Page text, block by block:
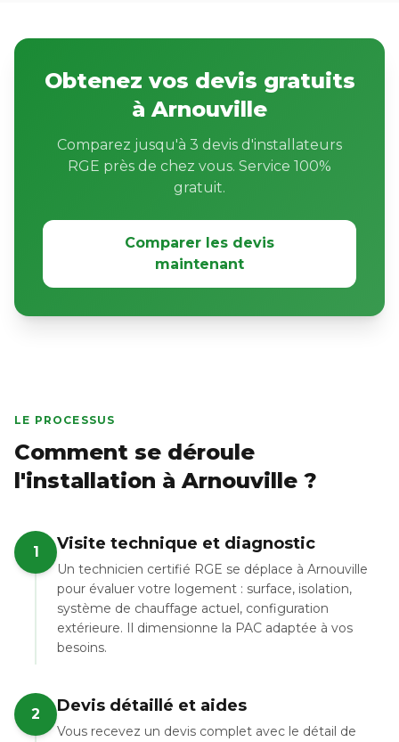
Obtenez vos devis gratuits
à Arnouville
Comparez jusqu'à 3 devis d'installateurs
RGE près de chez vous. Service 100%
gratuit.
Comparer les devis
maintenant
LE PROCESSUS
Comment se déroule
l'installation à Arnouville ?
1 Visite technique et diagnostic
Un technicien certifié RGE se déplace à Arnouville
pour évaluer votre logement : surface, isolation,
système de chauffage actuel, configuration
extérieure. Il dimensionne la PAC adaptée à vos
besoins.
2 Devis détaillé et aides
Vous recevez un devis complet avec le détail de